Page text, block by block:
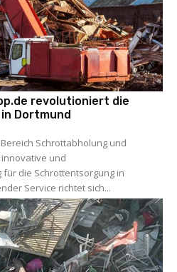
revolutioniert die
Dortmund
Schrottabholung und
und
die Schrottentsorgung in
Service richtet sich...